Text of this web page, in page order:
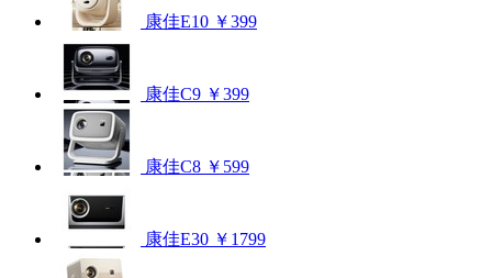
康佳E10 ￥399
康佳C9 ￥399
康佳C8 ￥599
康佳E30 ￥1799